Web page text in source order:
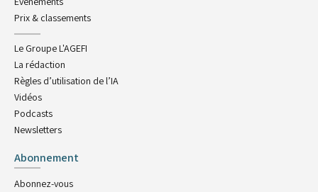
Prix & classements
Le Groupe L'AGEFI
La rédaction
Règles d’utilisation de l’IA
Vidéos
Podcasts
Newsletters
Abonnement
Abonnez-vous